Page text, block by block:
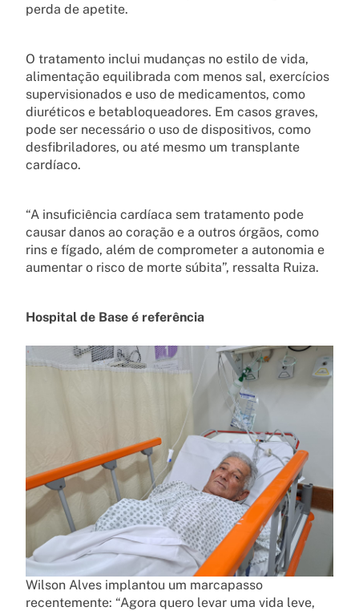
perda de apetite.
O tratamento inclui mudanças no estilo de vida,
alimentação equilibrada com menos sal, exercícios
supervisionados e uso de medicamentos, como
diuréticos e betabloqueadores. Em casos graves,
pode ser necessário o uso de dispositivos, como
desfibriladores, ou até mesmo um transplante
cardíaco.
“A insuficiência cardíaca sem tratamento pode
causar danos ao coração e a outros órgãos, como
rins e fígado, além de comprometer a autonomia e
aumentar o risco de morte súbita”, ressalta Ruiza.
Hospital de Base é referência
Wilson Alves implantou um marcapasso
recentemente: “Agora quero levar uma vida leve,